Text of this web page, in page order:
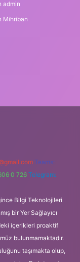
admin
Mihriban
Teams:
0 726 Telegram:
Bilgi Teknolojileri
bir Yer Sağlayıcı
içerikleri proaktif
bulunmamaktadır.
taşımakta olup,